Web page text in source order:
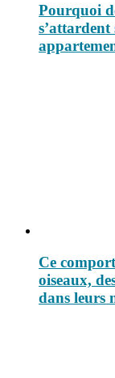
Pourquoi
s’attardent
Ce
oiseaux,
dans leurs